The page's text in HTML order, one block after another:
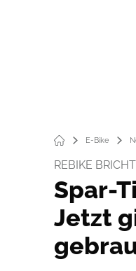
E-Bike
REBIKE
Spar-
Jetzt